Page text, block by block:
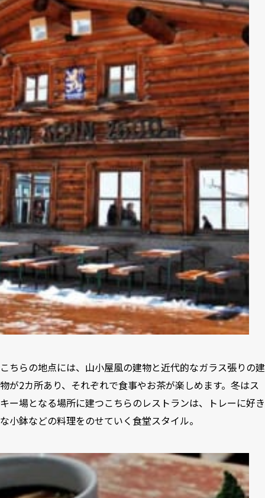
こちらの地点には、山小屋風の建物と近代的なガラス張りの建
物が2カ所あり、それぞれで食事やお茶が楽しめます。冬はス
キー場となる場所に建つこちらのレストランは、トレーに好き
な小鉢などの料理をのせていく食堂スタイル。